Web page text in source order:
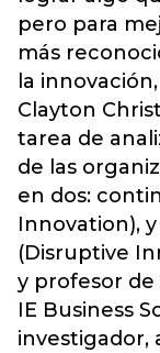
pero para
más
la
Clayton
tarea de
de las
en dos:
Innovation),
(Disruptive
y profesor de
IE Business
investigador,